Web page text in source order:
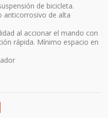
de bicicleta.
anticorrosivo de alta
al accionar el mando con
rápida. Mínimo espacio en